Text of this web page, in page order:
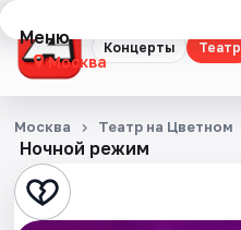
Концерты Театр
Меню
Москва
Концерты
Театр
Стендап
Ночной режим
Москва Театр на Цветном